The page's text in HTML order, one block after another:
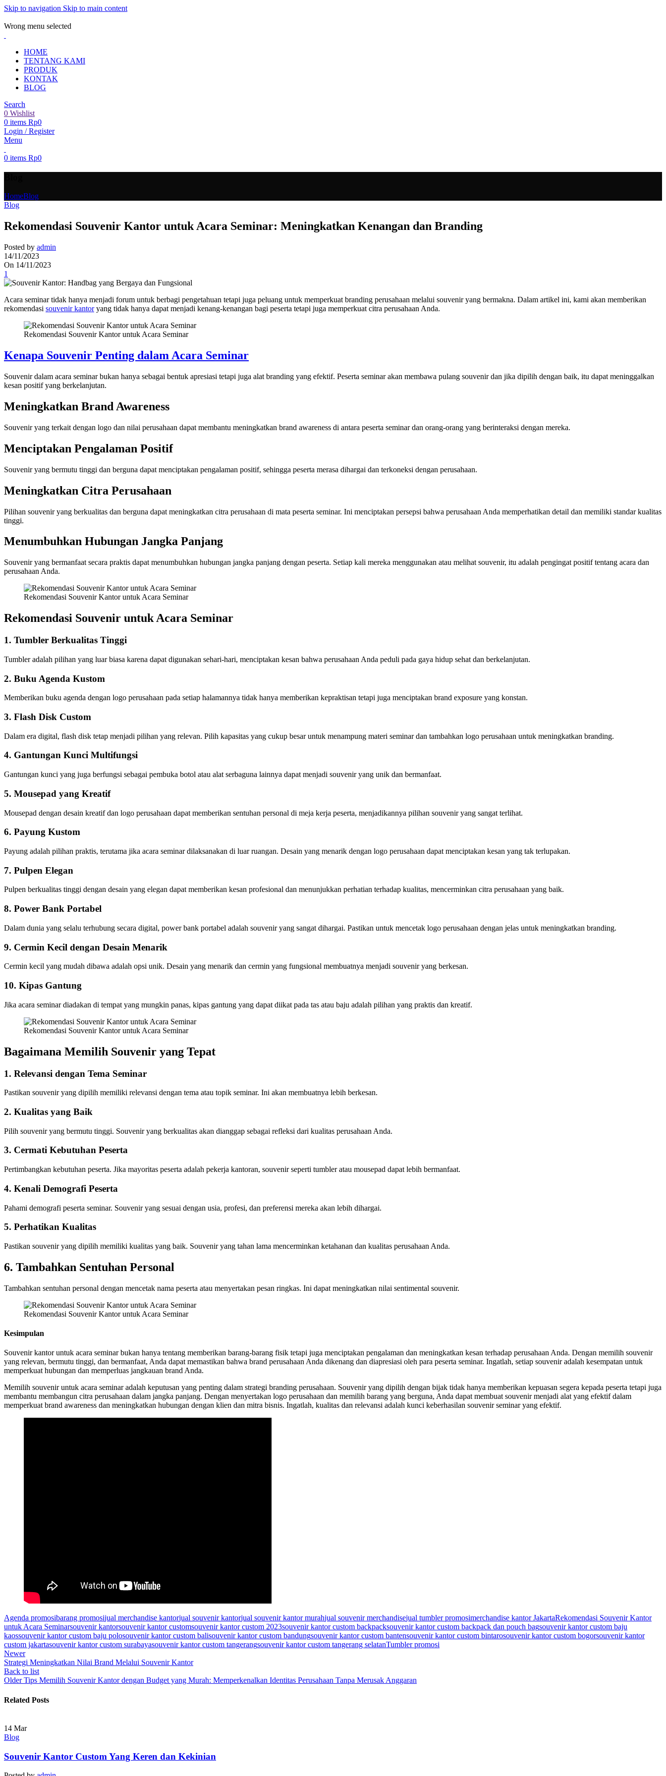
Skip to navigation Skip to main content
Wrong menu selected
HOME
TENTANG KAMI
PRODUK
KONTAK
BLOG
Search
0 Wishlist
0 items Rp0
Login / Register
Menu
0 items Rp0
HomeBlog
Blog
Rekomendasi Souvenir Kantor untuk Acara Seminar: Meningkatkan Kenangan dan Branding
Posted by admin
14/11/2023
On 14/11/2023
1
Acara seminar tidak hanya menjadi forum untuk berbagi pengetahuan tetapi juga peluang untuk memperkuat branding perusahaan melalui souvenir yang bermakna. Dalam artikel ini, kami akan memberikan
rekomendasi souvenir kantoryang tidak hanya dapat menjadi kenang-kenangan bagi peserta tetapi juga memperkuat citra perusahaan Anda.
Rekomendasi Souvenir Kantor untuk Acara Seminar
Kenapa Souvenir Penting dalam Acara Seminar
Souvenir dalam acara seminar bukan hanya sebagai bentuk apresiasi tetapi juga alat branding yang efektif. Peserta seminar akan membawa pulang souvenir dan jika dipilih dengan baik, itu dapat meninggalkan
kesan positif yang berkelanjutan.
Meningkatkan Brand Awareness
Souvenir yang terkait dengan logo dan nilai perusahaan dapat membantu meningkatkan brand awareness di antara peserta seminar dan orang-orang yang berinteraksi dengan mereka.
Menciptakan Pengalaman Positif
Souvenir yang bermutu tinggi dan berguna dapat menciptakan pengalaman positif, sehingga peserta merasa dihargai dan terkoneksi dengan perusahaan.
Meningkatkan Citra Perusahaan
Pilihan souvenir yang berkualitas dan berguna dapat meningkatkan citra perusahaan di mata peserta seminar. Ini menciptakan persepsi bahwa perusahaan Anda memperhatikan detail dan memiliki standar kualitas
tinggi.
Menumbuhkan Hubungan Jangka Panjang
Souvenir yang bermanfaat secara praktis dapat menumbuhkan hubungan jangka panjang dengan peserta. Setiap kali mereka menggunakan atau melihat souvenir, itu adalah pengingat positif tentang acara dan
perusahaan Anda.
Rekomendasi Souvenir Kantor untuk Acara Seminar
Rekomendasi Souvenir untuk Acara Seminar
1. Tumbler Berkualitas Tinggi
Tumbler adalah pilihan yang luar biasa karena dapat digunakan sehari-hari, menciptakan kesan bahwa perusahaan Anda peduli pada gaya hidup sehat dan berkelanjutan.
2. Buku Agenda Kustom
Memberikan buku agenda dengan logo perusahaan pada setiap halamannya tidak hanya memberikan kepraktisan tetapi juga menciptakan brand exposure yang konstan.
3. Flash Disk Custom
Dalam era digital, flash disk tetap menjadi pilihan yang relevan. Pilih kapasitas yang cukup besar untuk menampung materi seminar dan tambahkan logo perusahaan untuk meningkatkan branding.
4. Gantungan Kunci Multifungsi
Gantungan kunci yang juga berfungsi sebagai pembuka botol atau alat serbaguna lainnya dapat menjadi souvenir yang unik dan bermanfaat.
5. Mousepad yang Kreatif
Mousepad dengan desain kreatif dan logo perusahaan dapat memberikan sentuhan personal di meja kerja peserta, menjadikannya pilihan souvenir yang sangat terlihat.
6. Payung Kustom
Payung adalah pilihan praktis, terutama jika acara seminar dilaksanakan di luar ruangan. Desain yang menarik dengan logo perusahaan dapat menciptakan kesan yang tak terlupakan.
7. Pulpen Elegan
Pulpen berkualitas tinggi dengan desain yang elegan dapat memberikan kesan profesional dan menunjukkan perhatian terhadap kualitas, mencerminkan citra perusahaan yang baik.
8. Power Bank Portabel
Dalam dunia yang selalu terhubung secara digital, power bank portabel adalah souvenir yang sangat dihargai. Pastikan untuk mencetak logo perusahaan dengan jelas untuk meningkatkan branding.
9. Cermin Kecil dengan Desain Menarik
Cermin kecil yang mudah dibawa adalah opsi unik. Desain yang menarik dan cermin yang fungsional membuatnya menjadi souvenir yang berkesan.
10. Kipas Gantung
Jika acara seminar diadakan di tempat yang mungkin panas, kipas gantung yang dapat diikat pada tas atau baju adalah pilihan yang praktis dan kreatif.
Rekomendasi Souvenir Kantor untuk Acara Seminar
Bagaimana Memilih Souvenir yang Tepat
1. Relevansi dengan Tema Seminar
Pastikan souvenir yang dipilih memiliki relevansi dengan tema atau topik seminar. Ini akan membuatnya lebih berkesan.
2. Kualitas yang Baik
Pilih souvenir yang bermutu tinggi. Souvenir yang berkualitas akan dianggap sebagai refleksi dari kualitas perusahaan Anda.
3. Cermati Kebutuhan Peserta
Pertimbangkan kebutuhan peserta. Jika mayoritas peserta adalah pekerja kantoran, souvenir seperti tumbler atau mousepad dapat lebih bermanfaat.
4. Kenali Demografi Peserta
Pahami demografi peserta seminar. Souvenir yang sesuai dengan usia, profesi, dan preferensi mereka akan lebih dihargai.
5. Perhatikan Kualitas
Pastikan souvenir yang dipilih memiliki kualitas yang baik. Souvenir yang tahan lama mencerminkan ketahanan dan kualitas perusahaan Anda.
6. Tambahkan Sentuhan Personal
Tambahkan sentuhan personal dengan mencetak nama peserta atau menyertakan pesan ringkas. Ini dapat meningkatkan nilai sentimental souvenir.
Rekomendasi Souvenir Kantor untuk Acara Seminar
Kesimpulan
Souvenir kantor untuk acara seminar bukan hanya tentang memberikan barang-barang fisik tetapi juga menciptakan pengalaman dan meningkatkan kesan terhadap perusahaan Anda. Dengan memilih souvenir
yang relevan, bermutu tinggi, dan bermanfaat, Anda dapat memastikan bahwa brand perusahaan Anda dikenang dan diapresiasi oleh para peserta seminar. Ingatlah, setiap souvenir adalah kesempatan untuk
memperkuat hubungan dan memperluas jangkauan brand Anda.
Memilih souvenir untuk acara seminar adalah keputusan yang penting dalam strategi branding perusahaan. Souvenir yang dipilih dengan bijak tidak hanya memberikan kepuasan segera kepada peserta tetapi juga
membantu membangun citra perusahaan dalam jangka panjang. Dengan menyertakan logo perusahaan dan memilih barang yang berguna, Anda dapat membuat souvenir menjadi alat yang efektif dalam
memperkuat brand awareness dan meningkatkan hubungan dengan klien dan mitra bisnis. Ingatlah, kualitas dan relevansi adalah kunci keberhasilan souvenir seminar yang efektif.
Agenda promosibarang promosijual merchandise kantorjual souvenir kantorjual souvenir kantor murahjual souvenir merchandisejual tumbler promosimerchandise kantor JakartaRekomendasi Souvenir Kantor
untuk Acara Seminarsouvenir kantorsouvenir kantor customsouvenir kantor custom 2023souvenir kantor custom backpacksouvenir kantor custom backpack dan pouch bagsouvenir kantor custom baju
kaossouvenir kantor custom baju polosouvenir kantor custom balisouvenir kantor custom bandungsouvenir kantor custom bantensouvenir kantor custom bintarosouvenir kantor custom bogorsouvenir kantor
custom jakartasouvenir kantor custom surabayasouvenir kantor custom tangerangsouvenir kantor custom tangerang selatanTumbler promosi
Newer
Strategi Meningkatkan Nilai Brand Melalui Souvenir Kantor
Back to list
Older Tips Memilih Souvenir Kantor dengan Budget yang Murah: Memperkenalkan Identitas Perusahaan Tanpa Merusak Anggaran
Related Posts
14 Mar
Blog
Souvenir Kantor Custom Yang Keren dan Kekinian